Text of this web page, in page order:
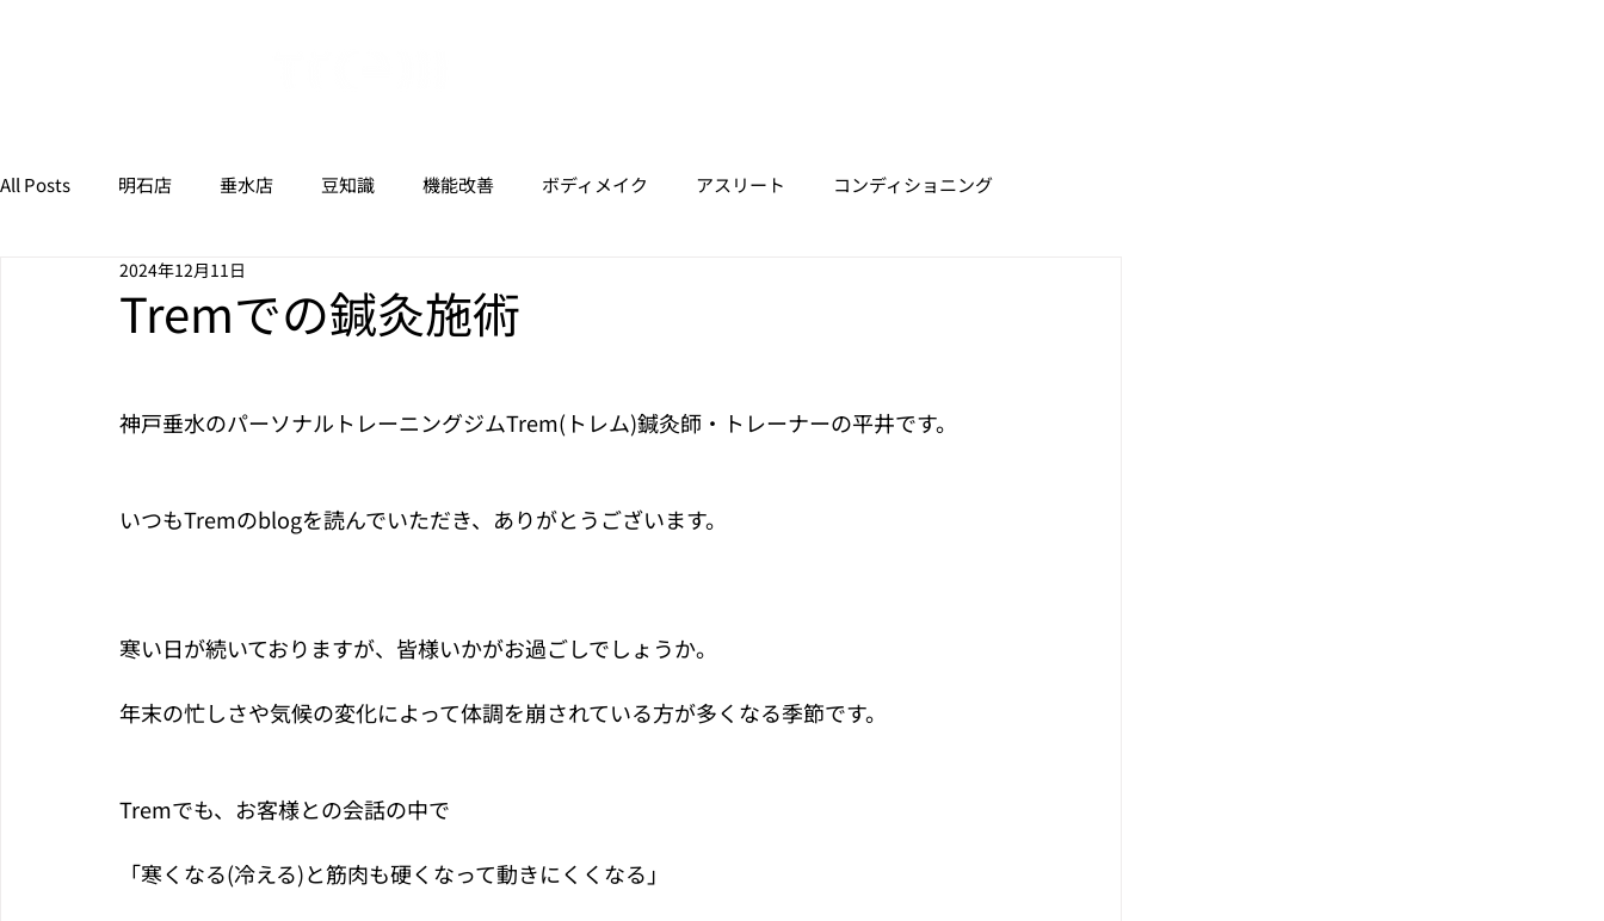
All Posts 明石店 垂水店 豆知識 機能改善 ボディメイク アスリート コンディショニング
Tremでの鍼灸施術
2024年12月11日
神戸垂水のパーソナルトレーニングジムTrem(トレム)鍼灸師・トレーナーの平井です。
いつもTremのblogを読んでいただき、ありがとうございます。
寒い日が続いておりますが、皆様いかがお過ごしでしょうか。
年末の忙しさや気候の変化によって体調を崩されている方が多くなる季節です。
Tremでも、お客様との会話の中で
「寒くなる(冷える)と筋肉も硬くなって動きにくくなる」